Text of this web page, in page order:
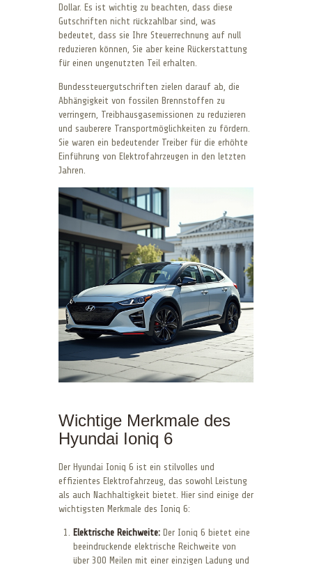
Dollar. Es ist wichtig zu beachten, dass diese
Gutschriften nicht rückzahlbar sind, was
bedeutet, dass sie Ihre Steuerrechnung auf null
reduzieren können, Sie aber keine Rückerstattung
für einen ungenutzten Teil erhalten.
Bundessteuergutschriften zielen darauf ab, die
Abhängigkeit von fossilen Brennstoffen zu
verringern, Treibhausgasemissionen zu reduzieren
und sauberere Transportmöglichkeiten zu fördern.
Sie waren ein bedeutender Treiber für die erhöhte
Einführung von Elektrofahrzeugen in den letzten
Jahren.
Wichtige Merkmale des
Hyundai Ioniq 6
Der Hyundai Ioniq 6 ist ein stilvolles und
effizientes Elektrofahrzeug, das sowohl Leistung
als auch Nachhaltigkeit bietet. Hier sind einige der
wichtigsten Merkmale des Ioniq 6:
Elektrische Reichweite: Der Ioniq 6 bietet eine
beeindruckende elektrische Reichweite von
über 300 Meilen mit einer einzigen Ladung und